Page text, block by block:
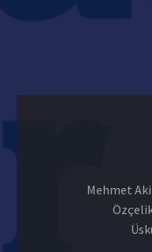
Mehmet